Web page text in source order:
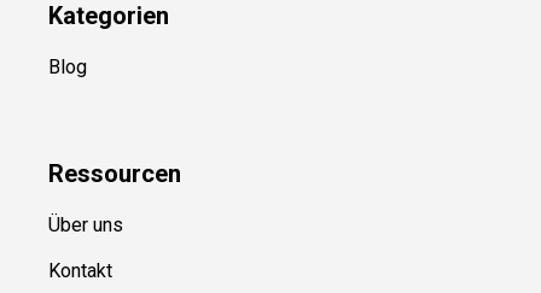
Ressource
Über uns